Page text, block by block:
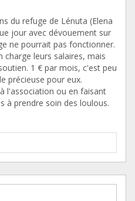
du refuge de Lénuta (Elena
jour avec dévouement sur
ne pourrait pas fonctionner.
leurs salaires, mais
1 € par mois, c'est peu
précieuse pour eux.
l'association ou en faisant
à prendre soin des loulous.